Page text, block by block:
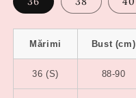
Mărimi Bust (cm)
36 (S) 88-90